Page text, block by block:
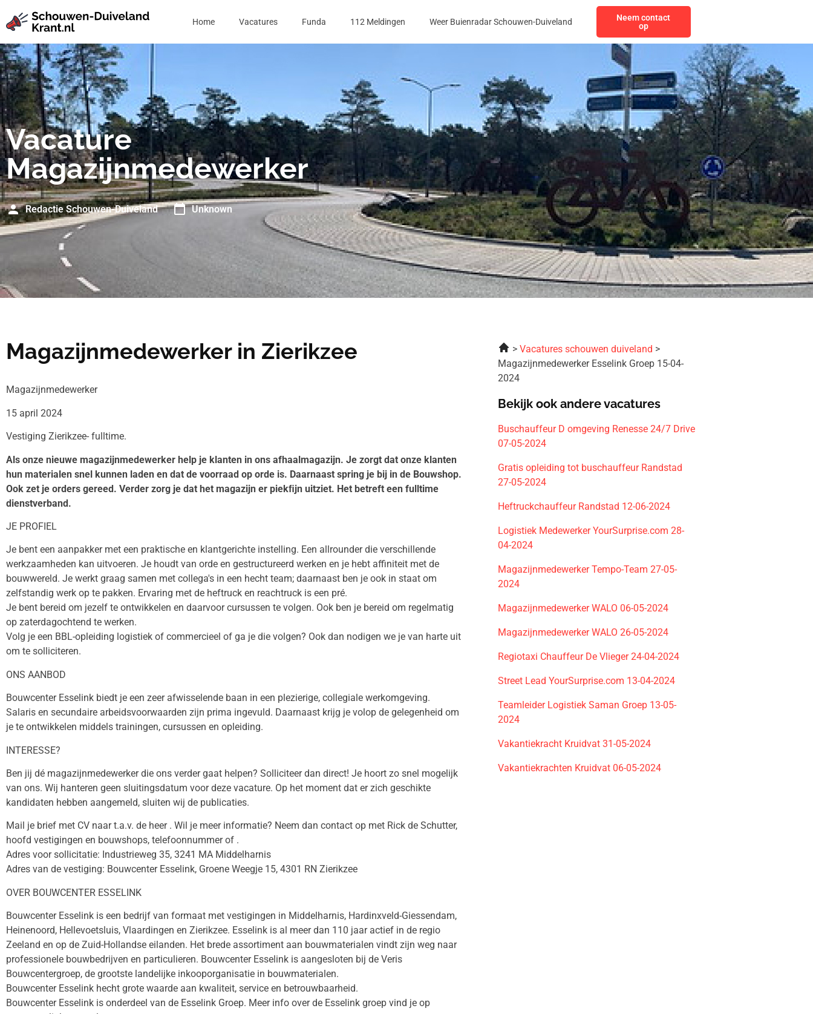
Home Vacatures Funda 112 Meldingen Weer Buienradar Schouwen-Duiveland
Neem contact
op
Vacature
Magazijnmedewerker
Redactie Schouwen-Duiveland Unknown
Magazijnmedewerker in Zierikzee
Magazijnmedewerker
15 april 2024
Vestiging Zierikzee- fulltime.
Als onze nieuwe magazijnmedewerker help je klanten in ons afhaalmagazijn. Je zorgt dat onze klanten
hun materialen snel kunnen laden en dat de voorraad op orde is. Daarnaast spring je bij in de Bouwshop.
Ook zet je orders gereed. Verder zorg je dat het magazijn er piekﬁjn uitziet. Het betreft een fulltime
dienstverband.
JE PROFIEL
Je bent een aanpakker met een praktische en klantgerichte instelling. Een allrounder die verschillende
werkzaamheden kan uitvoeren. Je houdt van orde en gestructureerd werken en je hebt affiniteit met de
bouwwereld. Je werkt graag samen met collega's in een hecht team; daarnaast ben je ook in staat om
zelfstandig werk op te pakken. Ervaring met de heftruck en reachtruck is een pré.
Je bent bereid om jezelf te ontwikkelen en daarvoor cursussen te volgen. Ook ben je bereid om regelmatig
op zaterdagochtend te werken.
Volg je een BBL-opleiding logistiek of commercieel of ga je die volgen? Ook dan nodigen we je van harte uit
om te solliciteren.
ONS AANBOD
Bouwcenter Esselink biedt je een zeer afwisselende baan in een plezierige, collegiale werkomgeving.
Salaris en secundaire arbeidsvoorwaarden zijn prima ingevuld. Daarnaast krijg je volop de gelegenheid om
je te ontwikkelen middels trainingen, cursussen en opleiding.
INTERESSE?
Ben jij dé magazijnmedewerker die ons verder gaat helpen? Solliciteer dan direct! Je hoort zo snel mogelijk
van ons. Wij hanteren geen sluitingsdatum voor deze vacature. Op het moment dat er zich geschikte
kandidaten hebben aangemeld, sluiten wij de publicaties.
Mail je brief met CV naar t.a.v. de heer . Wil je meer informatie? Neem dan contact op met Rick de Schutter,
hoofd vestigingen en bouwshops, telefoonnummer of .
Adres voor sollicitatie: Industrieweg 35, 3241 MA Middelharnis
Adres van de vestiging: Bouwcenter Esselink, Groene Weegje 15, 4301 RN Zierikzee
OVER BOUWCENTER ESSELINK
Bouwcenter Esselink is een bedrijf van formaat met vestigingen in Middelharnis, Hardinxveld-Giessendam,
Heinenoord, Hellevoetsluis, Vlaardingen en Zierikzee. Esselink is al meer dan 110 jaar actief in de regio
Zeeland en op de Zuid-Hollandse eilanden. Het brede assortiment aan bouwmaterialen vindt zijn weg naar
professionele bouwbedrijven en particulieren. Bouwcenter Esselink is aangesloten bij de Veris
Bouwcentergroep, de grootste landelijke inkooporganisatie in bouwmaterialen.
Bouwcenter Esselink hecht grote waarde aan kwaliteit, service en betrouwbaarheid.
Bouwcenter Esselink is onderdeel van de Esselink Groep. Meer info over de Esselink groep vind je op
Vacatures schouwen duiveland
Magazijnmedewerker Esselink Groep 15-04-
2024
Bekijk ook andere vacatures
Buschauffeur D omgeving Renesse 24/7 Drive
07-05-2024
Gratis opleiding tot buschauffeur Randstad
27-05-2024
Heftruckchauffeur Randstad 12-06-2024
Logistiek Medewerker YourSurprise.com 28-
04-2024
Magazijnmedewerker Tempo-Team 27-05-
2024
Magazijnmedewerker WALO 06-05-2024
Magazijnmedewerker WALO 26-05-2024
Regiotaxi Chauffeur De Vlieger 24-04-2024
Street Lead YourSurprise.com 13-04-2024
Teamleider Logistiek Saman Groep 13-05-
2024
Vakantiekracht Kruidvat 31-05-2024
Vakantiekrachten Kruidvat 06-05-2024